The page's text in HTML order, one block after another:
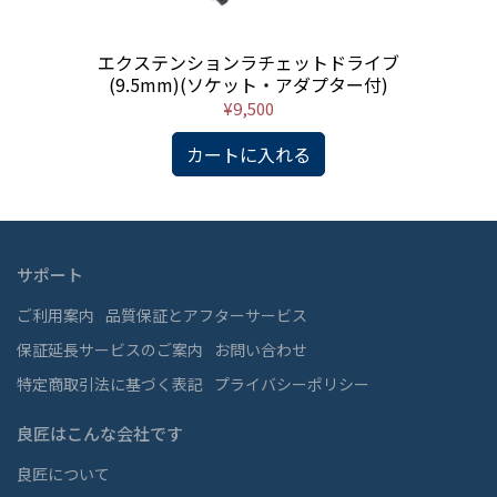
エクステンションラチェットドライブ
(9.5mm)(ソケット・アダプター付)
¥9,500
カートに入れる
サポート
ご利用案内 品質保証とアフターサービス
保証延長サービスのご案内
お問い合わせ
特定商取引法に基づく表記 プライバシーポリシー
良匠はこんな会社です
良匠について